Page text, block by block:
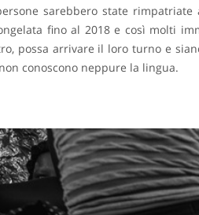
sarebbero state
fino al 2018 e così molti
possa arrivare il loro turno e
conoscono neppure la lingua.